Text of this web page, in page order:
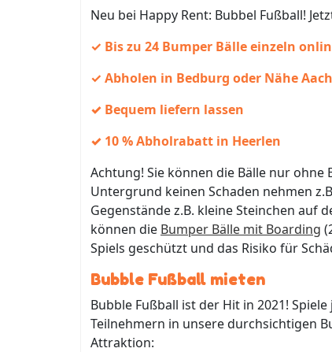
Neu bei Happy Rent: Bubbel Fußball!
✓ Bis zu 24 Bumper Bälle einzeln
✓ Abholen in Bedburg oder Nähe
✓ Bequem liefern lassen
✓ 10 % Abholrabatt in Heerlen
Achtung! Sie können die Bälle nur
Untergrund keinen Schaden nehmen
Gegenstände z.B. kleine Steinchen auf
können die Bumper Bälle mit Boarding
Spiels geschützt und das Risiko für
Bubble Fußball mieten
Bubble Fußball ist der Hit in 2021!
Teilnehmern in unsere durchsichtigen
Attraktion: